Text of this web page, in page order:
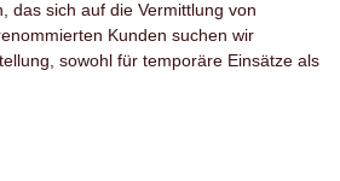
das sich auf die Vermittlung von
Kunden suchen wir
sowohl für temporäre Einsätze als